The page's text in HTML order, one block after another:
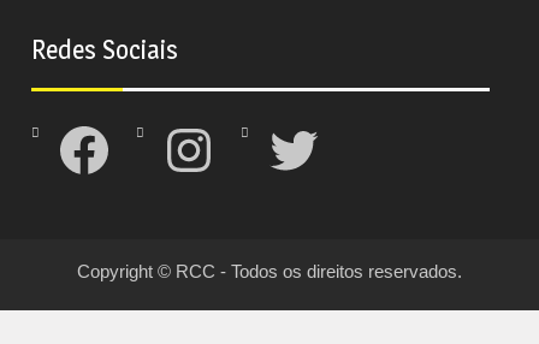
Redes Sociais
Facebook Instagram Twitter
Copyright © RCC - Todos os direitos reservados.